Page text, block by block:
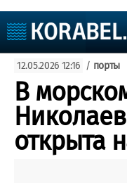
Судоходство
Судоремонт
События
Пресс-релизы
Порты
ВМФ
Образование
12.05.2026 12:16 / порты
В
открыта